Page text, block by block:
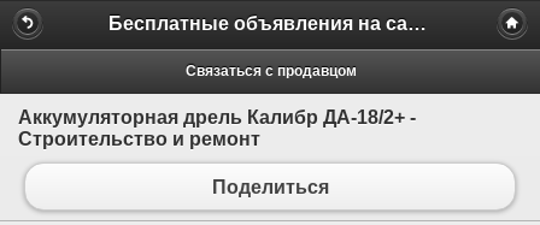
Бесплатные объявления на сайте MILAMO.ru
Связаться с продавцом
Аккумуляторная дрель Калибр ДА-18/2+ -
Строительство и ремонт
Поделиться